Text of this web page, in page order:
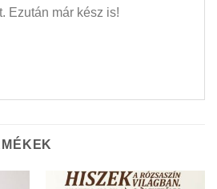
Ezután már kész is!